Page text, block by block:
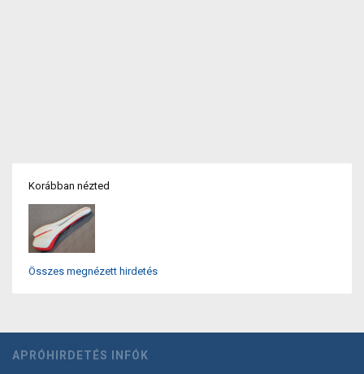
Korábban nézted
Összes megnézett hirdetés
APRÓHIRDETÉS INFÓK